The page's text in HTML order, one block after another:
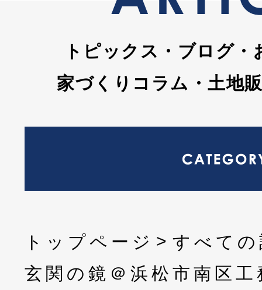
トピックス・ブログ・
家づくりコラム・土地
トップページ
すべて
玄関の鏡＠浜松市南区工